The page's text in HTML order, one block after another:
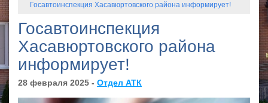
Госавтоинспекция Хасавюртовского района информирует!
Госавтоинспекция
Хасавюртовского района
информирует!
28 февраля 2025 - Отдел АТК